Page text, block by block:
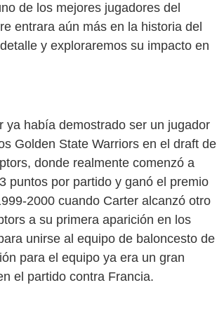
de los mejores jugadores del
entrara aún más en la historia del
y exploraremos su impacto en
ya había demostrado ser un jugador
Golden State Warriors en el draft de
donde realmente comenzó a
puntos por partido y ganó el premio
2000 cuando Carter alcanzó otro
a su primera aparición en los
unirse al equipo de baloncesto de
para el equipo ya era un gran
el partido contra Francia.